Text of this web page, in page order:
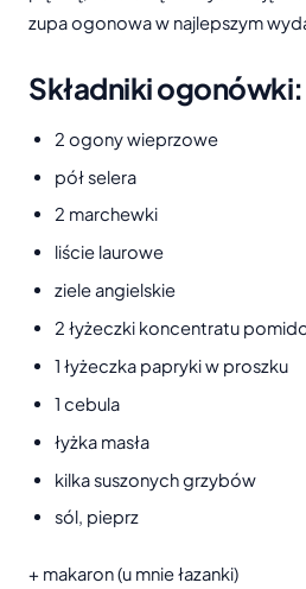
zupa ogonowa w najlepszym
Składniki ogonówki:
2 ogony wieprzowe
pół selera
2 marchewki
liście laurowe
ziele angielskie
2 łyżeczki koncentratu
1 łyżeczka papryki w proszku
1 cebula
łyżka masła
kilka suszonych grzybów
sól, pieprz
+ makaron (u mnie łazanki)